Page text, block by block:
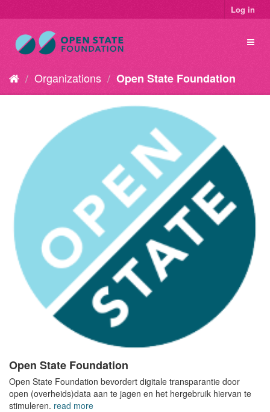
Log in
Organizations Open State Foundation
Open State Foundation
Open State Foundation bevordert digitale transparantie door
open (overheids)data aan te jagen en het hergebruik hiervan te
stimuleren. read more